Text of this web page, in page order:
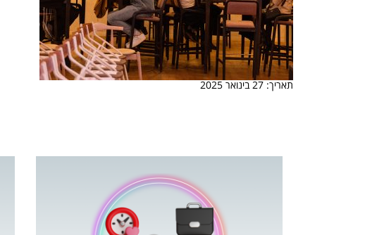
תאריך: 27 בינואר 2025